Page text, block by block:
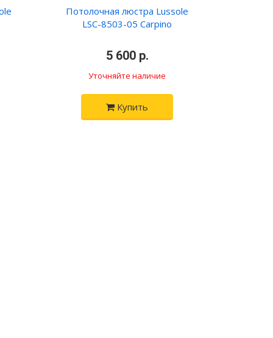
Потолочная люстра Lussole
LSC-8503-05 Carpino
5 600 р.
Уточняйте наличие
Купить